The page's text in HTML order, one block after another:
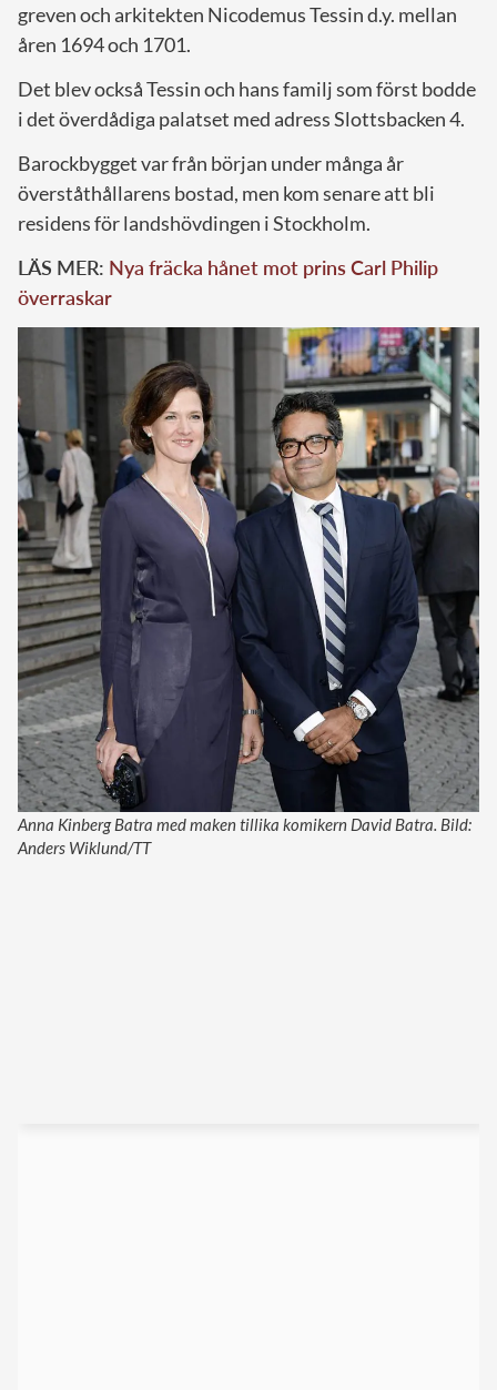
greven och arkitekten Nicodemus Tessin d.y. mellan
åren 1694 och 1701.
Det blev också Tessin och hans familj som först bodde
i det överdådiga palatset med adress Slottsbacken 4.
Barockbygget var från början under många år
överståthållarens bostad, men kom senare att bli
residens för landshövdingen i Stockholm.
LÄS MER: Nya fräcka hånet mot prins Carl Philip
överraskar
Anna Kinberg Batra med maken tillika komikern David Batra. Bild:
Anders Wiklund/TT